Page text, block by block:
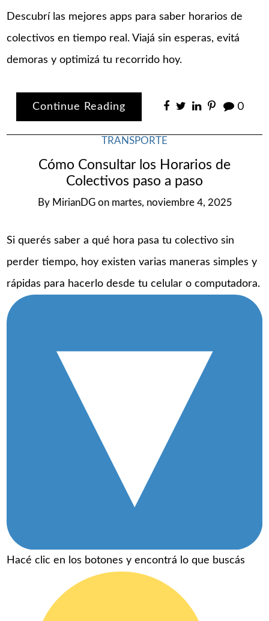
Descubrí las mejores apps para saber horarios de
colectivos en tiempo real. Viajá sin esperas, evitá
demoras y optimizá tu recorrido hoy.
Continue Reading 0
TRANSPORTE
Cómo Consultar los Horarios de
Colectivos paso a paso
By MirianDG on martes, noviembre 4, 2025
Si querés saber a qué hora pasa tu colectivo sin
perder tiempo, hoy existen varias maneras simples y
rápidas para hacerlo desde tu celular o computadora.
Hacé clic en los botones y encontrá lo que buscás